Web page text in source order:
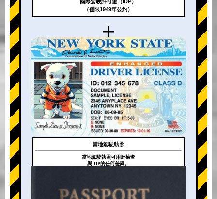
+
+
國際駕駛許可證（IDP）
（僅限1949年公約）
當地駕駛執照
當地駕駛執照可用於檢查
與IDP的任何差異。